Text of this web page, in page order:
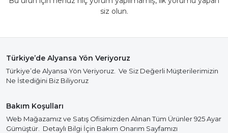
siz olun.
Türkiye’de Alyansa Yön Veriyoruz
Türkiye’de Alyansa Yön Veriyoruz. Ve Siz Değerli Müşterilerimizin
Ne İstediğini Biz Biliyoruz
Bakım Koşulları
Web Mağazamız ve Satış Ofisimizden Alınan Tüm Ürünler 925 Ayar
Gümüştür. Detaylı Bilgi İçin Bakım Onarım Sayfamızı